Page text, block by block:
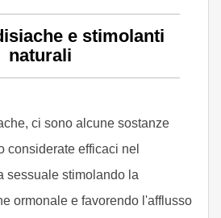
e stimolanti
naturali
ci sono alcune sostanze
considerate efficaci nel
sessuale stimolando la
ormonale e favorendo l'afflusso